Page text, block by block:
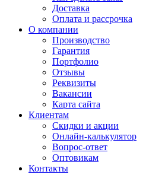
Доставка
Оплата и рассрочка
О компании
Производство
Гарантия
Портфолио
Отзывы
Реквизиты
Вакансии
Карта сайта
Клиентам
Скидки и акции
Онлайн-калькулятор
Вопрос-ответ
Оптовикам
Контакты